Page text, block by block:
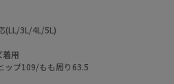
(LL/3L/4L/5L)
着用
ップ109/もも周り63.5